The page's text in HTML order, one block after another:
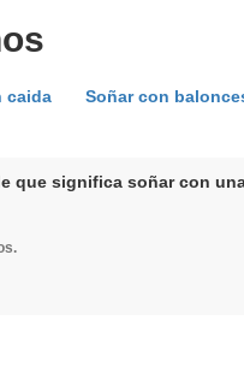
caida Soñar con
que significa soñar con